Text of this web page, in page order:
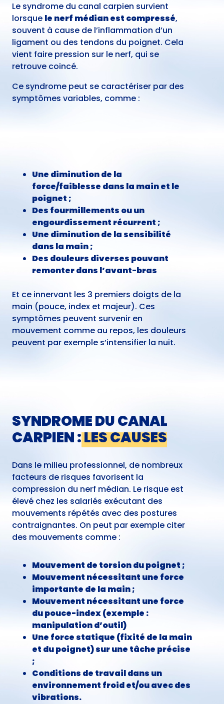
Le syndrome du canal carpien survient
lorsque le nerf médian est compressé,
souvent à cause de l’inflammation d’un
ligament ou des tendons du poignet. Cela
vient faire pression sur le nerf, qui se
retrouve coincé.
Ce syndrome peut se caractériser par des
symptômes variables, comme :
Une diminution de la
force/faiblesse dans la main et le
poignet ;
Des fourmillements ou un
engourdissement récurrent ;
Une diminution de la sensibilité
dans la main ;
Des douleurs diverses pouvant
remonter dans l’avant-bras
Et ce innervant les 3 premiers doigts de la
main (pouce, index et majeur). Ces
symptômes peuvent survenir en
mouvement comme au repos, les douleurs
peuvent par exemple s’intensifier la nuit.
SYNDROME DU CANAL
CARPIEN :LES CAUSES
Dans le milieu professionnel, de nombreux
facteurs de risques favorisent la
compression du nerf médian. Le risque est
élevé chez les salariés exécutant des
mouvements répétés avec des postures
contraignantes. On peut par exemple citer
des mouvements comme :
Mouvement de torsion du poignet ;
Mouvement nécessitant une force
importante de la main ;
Mouvement nécessitant une force
du pouce-index (exemple :
manipulation d’outil)
Une force statique (fixité de la main
et du poignet) sur une tâche précise
;
Conditions de travail dans un
environnement froid et/ou avec des
vibrations.